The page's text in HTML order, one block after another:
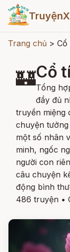
Trang chủ > Cổ
🏰Cổ
Tổng
đầy đủ
truyền miệng
chuyện
một số nhân
minh, ngốc
người con
câu chuyện
động bình
486 truyện •